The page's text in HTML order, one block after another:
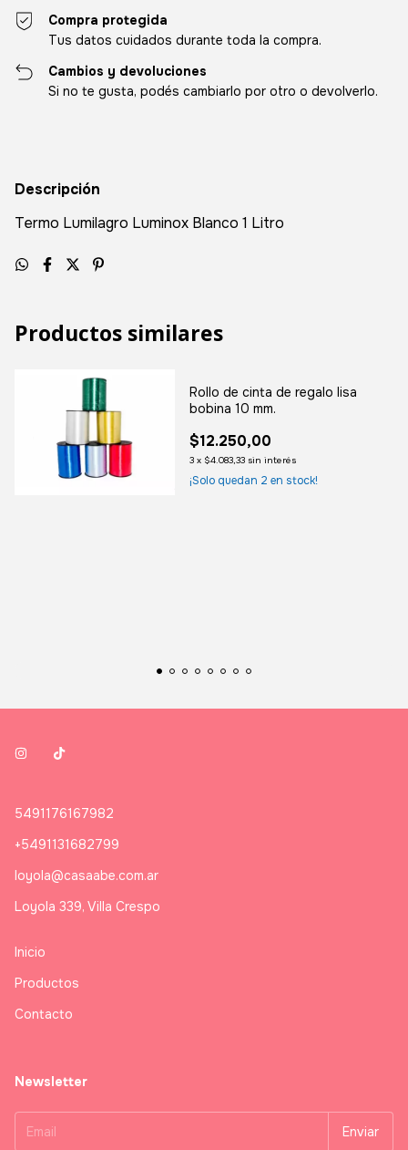
Compra protegida
Tus datos cuidados durante toda la compra.
Cambios y devoluciones
Si no te gusta, podés cambiarlo por otro o devolverlo.
Descripción
Termo Lumilagro Luminox Blanco 1 Litro
Productos similares
Rollo de cinta de regalo lisa
bobina 10 mm.
$12.250,00
3 x $4.083,33 sin interés
¡Solo quedan 2 en stock!
5491176167982
+5491131682799
loyola@casaabe.com.ar
Loyola 339, Villa Crespo
Inicio
Productos
Contacto
Newsletter